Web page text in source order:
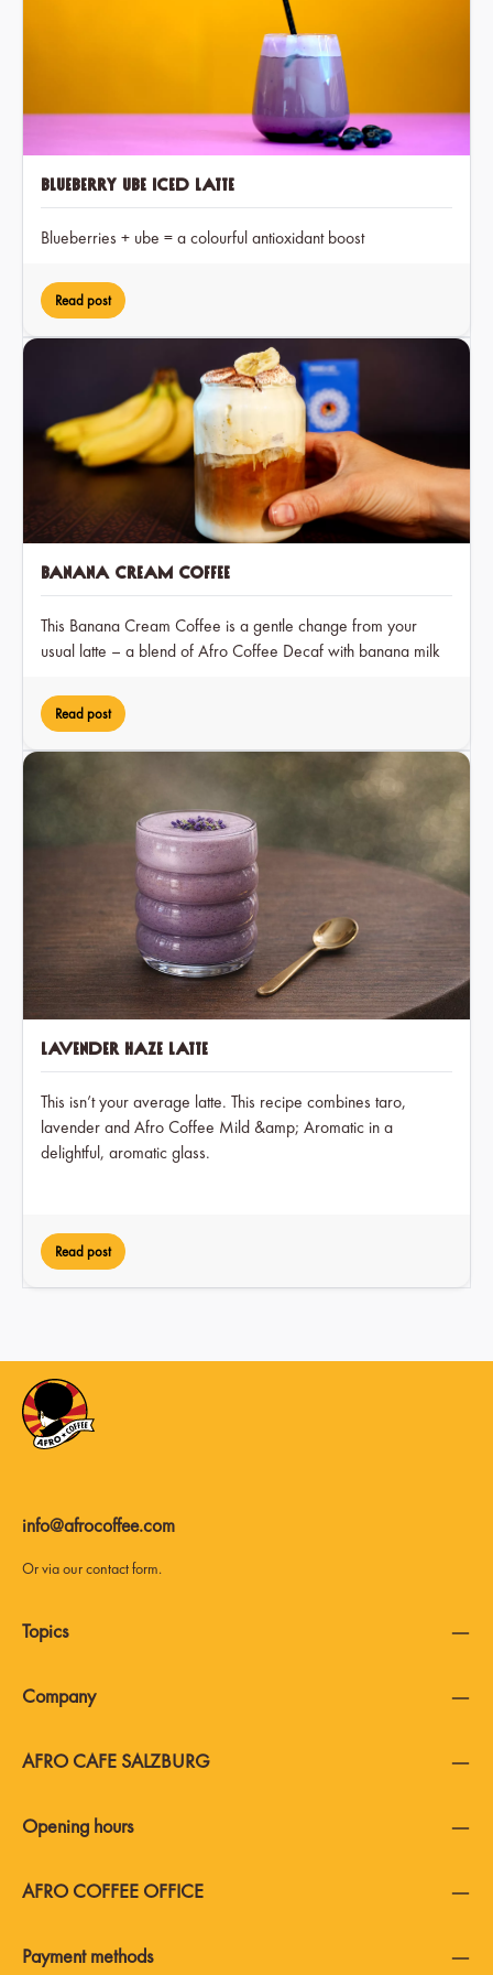
Blueberry Ube Iced Latte
Blueberries + ube = a colourful antioxidant boost
Read post
Banana Cream Coffee
This Banana Cream Coffee is a gentle change from your
usual latte – a blend of Afro Coffee Decaf with banana milk
enjoy at any time of day.
Read post
Lavender Haze Latte
This isn’t your average latte. This recipe combines taro,
lavender and Afro Coffee Mild &amp; Aromatic in a
delightful, aromatic glass.
Read post
info@afrocoffee.com
Or via ourcontact form.
AFRO COFFEE OFFICE
AFRO CAFE SALZBURG
Payment methods
Topics
Company
Opening hours